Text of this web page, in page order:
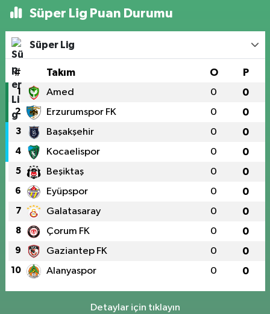
Süper Lig Puan Durumu
Süper Lig
# Takım O P
1 Amed 0 0
2 Erzurumspor FK 0 0
3 Başakşehir 0 0
4 Kocaelispor 0 0
5 Beşiktaş 0 0
6 Eyüpspor 0 0
7 Galatasaray 0 0
8 Çorum FK 0 0
9 Gaziantep FK 0 0
10 Alanyaspor 0 0
Detaylar için tıklayın